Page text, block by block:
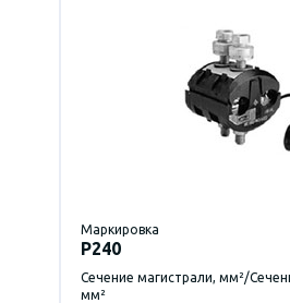
Маркировка
P240
Сечение магистрали, мм²/
мм²